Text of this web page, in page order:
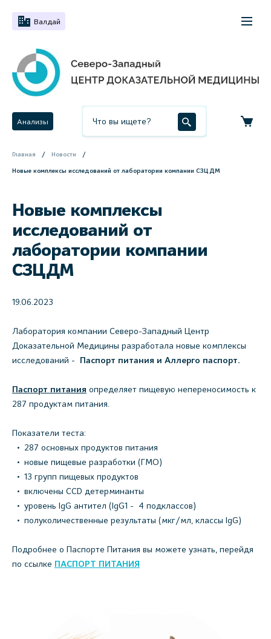
Валдай
Анализы
Главная Новости
Новые комплексы исследований от лаборатории компании СЗЦДМ
Новые комплексы
исследований от
лаборатории компании
СЗЦДМ
19.06.2023
Лаборатория компании Северо-Западный Центр
Доказательной Медицины разработала новые комплексы
исследований - Паспорт питания и Аллерго паспорт.
Паспорт питания определяет пищевую непереносимость к
287 продуктам питания.
Показатели теста:
287 основных продуктов питания
новые пищевые разработки (ГМО)
13 групп пищевых продуктов
включены CCD детерминанты
уровень IgG антител (IgG1 - 4 подклассов)
полуколичественные результаты (мкг/мл, классы IgG)
Подробнее о Паспорте Питания вы можете узнать, перейдя
по ссылке ПАСПОРТ ПИТАНИЯ